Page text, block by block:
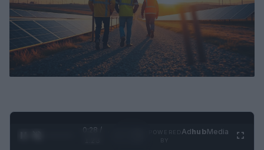
0:29 /
AdhubMedia